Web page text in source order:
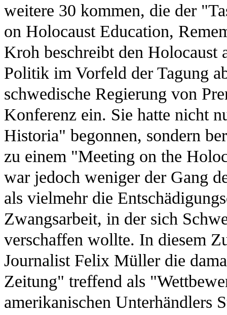
weitere 30 kommen, die der
on Holocaust Education,
Kroh beschreibt den Holocaust
Politik im Vorfeld der Tagung
schwedische Regierung von
Konferenz ein. Sie hatte nicht
Historia" begonnen, sondern
zu einem "Meeting on the
war jedoch weniger der Gang
als vielmehr die
Zwangsarbeit, in der sich
verschaffen wollte. In diesem
Journalist Felix Müller die
Zeitung" treffend als
amerikanischen Unterhändlers